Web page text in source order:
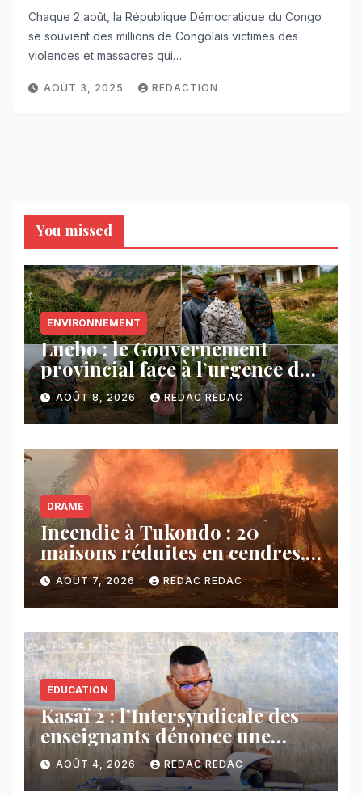
Chaque 2 août, la République Démocratique du Congo
se souvient des millions de Congolais victimes des
violences et massacres qui…
AOÛT 3, 2025 RÉDACTION
You missed
ENVIRONNEMENT
Luebo : le Gouvernement
provincial face à l’urgence des
érosions qui menacent la cité
AOÛT 8, 2026 REDAC REDAC
DRAME
Incendie à Tukondo : 20
maisons réduites en cendres,
plusieurs familles sans abri
AOÛT 7, 2026 REDAC REDAC
ÉDUCATION
Kasaï 2 : l’Intersyndicale des
enseignants dénonce une
contribution financière
imposée aux écoles de la
AOÛT 4, 2026 REDAC REDAC